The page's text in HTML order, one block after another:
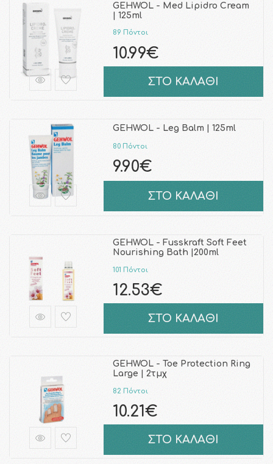
GEHWOL - Med Lipidro Cream
| 125ml
89 Πόντοι
10.99€
ΣΤΟ ΚΑΛΑΘΙ
GEHWOL - Leg Balm | 125ml
80 Πόντοι
9.90€
ΣΤΟ ΚΑΛΑΘΙ
GEHWOL - Fusskraft Soft Feet
Nourishing Bath |200ml
101 Πόντοι
12.53€
ΣΤΟ ΚΑΛΑΘΙ
GEHWOL - Toe Protection Ring
Large | 2τμχ
82 Πόντοι
10.21€
ΣΤΟ ΚΑΛΑΘΙ